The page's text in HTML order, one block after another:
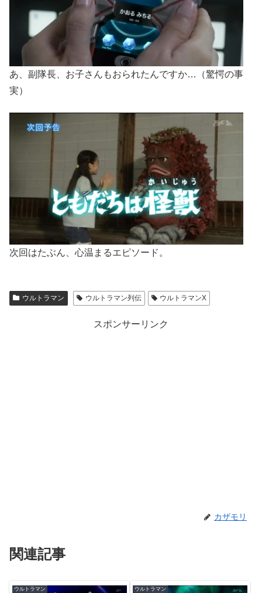
あ、副隊長、お子さんもおられたんですか…（驚愕の事
実）
次回はたぶん、心温まるエピソード。
ウルトラマン ウルトラマン列伝 ウルトラマンX
スポンサーリンク
カザモリ
関連記事
ウルトラマン ウルトラマン